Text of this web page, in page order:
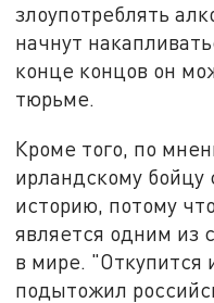
злоупотреблять
начнут
конце концов он
тюрьме.
Кроме того, по
ирландскому бойцу
историю, потому
является одним из
в мире. "Откупится
подытожил